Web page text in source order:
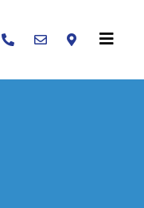
Buscar